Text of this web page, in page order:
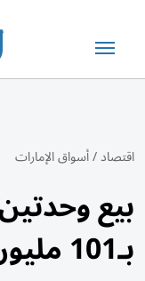
اقتصاد/أسواق الإمارات
بيع
بـ101 مليون درهم